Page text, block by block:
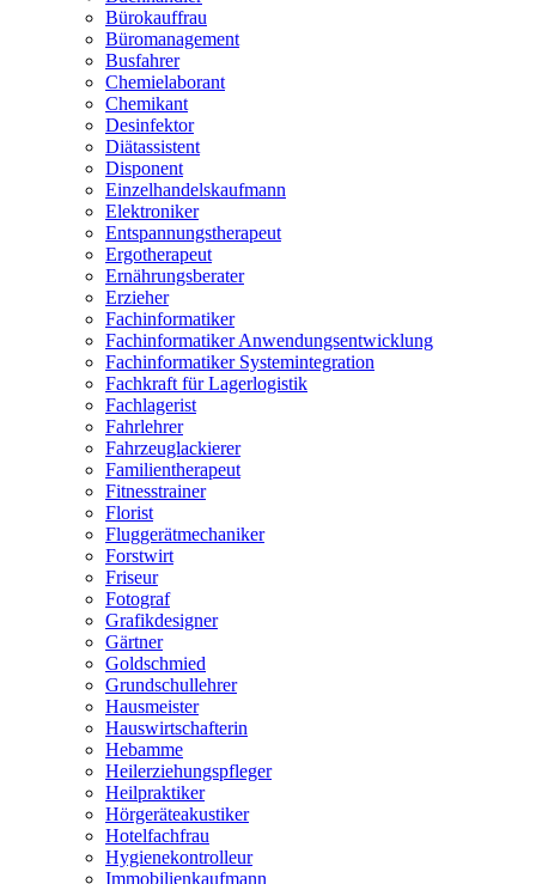
Bürokauffrau
Büromanagement
Busfahrer
Chemielaborant
Chemikant
Desinfektor
Diätassistent
Disponent
Einzelhandelskaufmann
Elektroniker
Entspannungstherapeut
Ergotherapeut
Ernährungsberater
Erzieher
Fachinformatiker
Fachinformatiker Anwendungsentwicklung
Fachinformatiker Systemintegration
Fachkraft für Lagerlogistik
Fachlagerist
Fahrlehrer
Fahrzeuglackierer
Familientherapeut
Fitnesstrainer
Florist
Fluggerätmechaniker
Forstwirt
Friseur
Fotograf
Grafikdesigner
Gärtner
Goldschmied
Grundschullehrer
Hausmeister
Hauswirtschafterin
Hebamme
Heilerziehungspfleger
Heilpraktiker
Hörgeräteakustiker
Hotelfachfrau
Hygienekontrolleur
Immobilienkaufmann